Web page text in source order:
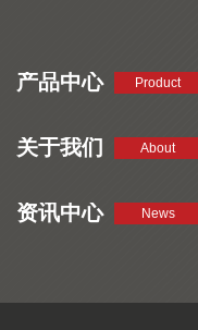
产品中心 Product
关于我们 About
资讯中心 News